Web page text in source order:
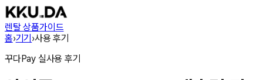
렌탈 상품가이드
홈›기기›사용 후기
꾸다Pay 실사용 후기